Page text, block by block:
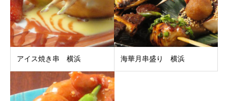
アイス焼き串 横浜 海華月串盛り 横浜